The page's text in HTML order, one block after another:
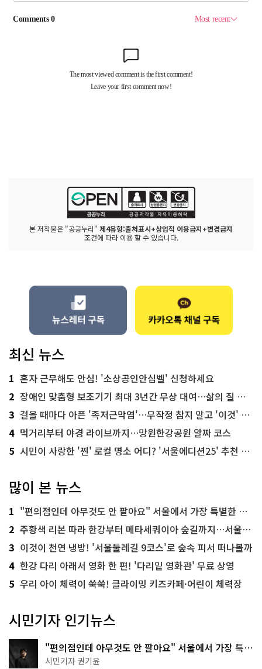
본 저작물은 "공공누리" 제4유형:출처표시+상업적 이용금지+변경금지
조건에 따라 이용 할 수 있습니다.
최신 뉴스
1 혼자 근무해도 안심! '소상공인안심벨' 신청하세요
2 장애인 맞춤형 보조기기 최대 3년간 무상 대여…삶의 질 높인다
3 걸을 때마다 아픈 '족저근막염'…무작정 참지 말고 '이것' 해보세요!
4 먹거리부터 야경 라이브까지…망원한강공원 알짜 코스
5 시민이 사랑한 '찐' 로컬 명소 어디? '서울에디션25' 추천 코스
많이 본 뉴스
1 "편의점인데 아무것도 안 팔아요" 서울에서 가장 특별한 편의점의 정체
2 주황색 리본 따라 한강부터 메타세쿼이아 숲길까지…서울둘레길 15코스
3 이것이 천연 냉방! '서울둘레길 9코스'로 숲속 피서 떠나볼까
4 한강 다리 아래서 영화 한 편! '다리밑 영화관' 무료 상영
5 우리 아이 체력이 쑥쑥! 클라이밍 키즈카페·어린이 체력장
시민기자 인기뉴스
"편의점인데 아무것도 안 팔아요" 서울에서 가장 특별
한 편의점의 정체
시민기자 권기윤